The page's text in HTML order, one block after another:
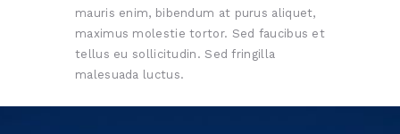
mauris enim, bibendum at purus aliquet,
maximus molestie tortor. Sed faucibus et
tellus eu sollicitudin. Sed fringilla
malesuada luctus.